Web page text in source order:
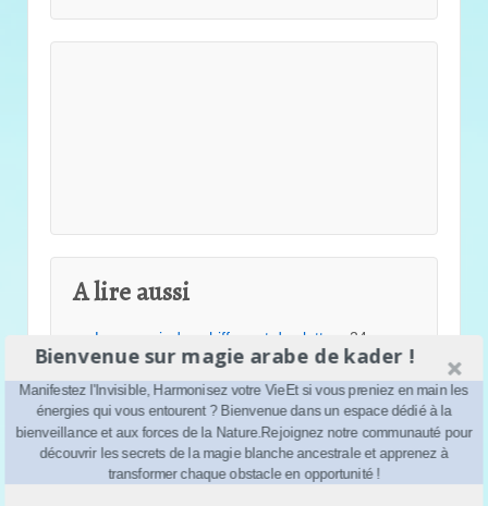
A lire aussi
Le pouvoir des chiffres et des lettres
24
juillet 2026
Le secret pour un sommeil protégé…
10 juillet 2026
“Bulle de Sérénité et Protection du
Foyer” 25 juin 2026
Renaître au printemps 14 mai 2026
Bienvenue sur magie arabe de kader !
Manifestez l'Invisible, Harmonisez votre VieEt si vous preniez en main les
énergies qui vous entourent ? Bienvenue dans un espace dédié à la
bienveillance et aux forces de la Nature.Rejoignez notre communauté pour
découvrir les secrets de la magie blanche ancestrale et apprenez à
transformer chaque obstacle en opportunité !